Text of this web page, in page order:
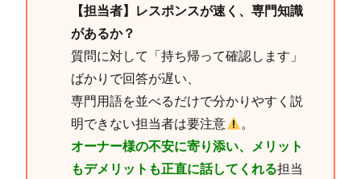
【担当者】レスポンスが速く、専門知識
があるか？
質問に対して「持ち帰って確認します」
ばかりで回答が遅い、
専門用語を並べるだけで分かりやすく説
明できない担当者は要注意
。
オーナー様の不安に寄り添い、メリット
もデメリットも正直に話してくれる担当